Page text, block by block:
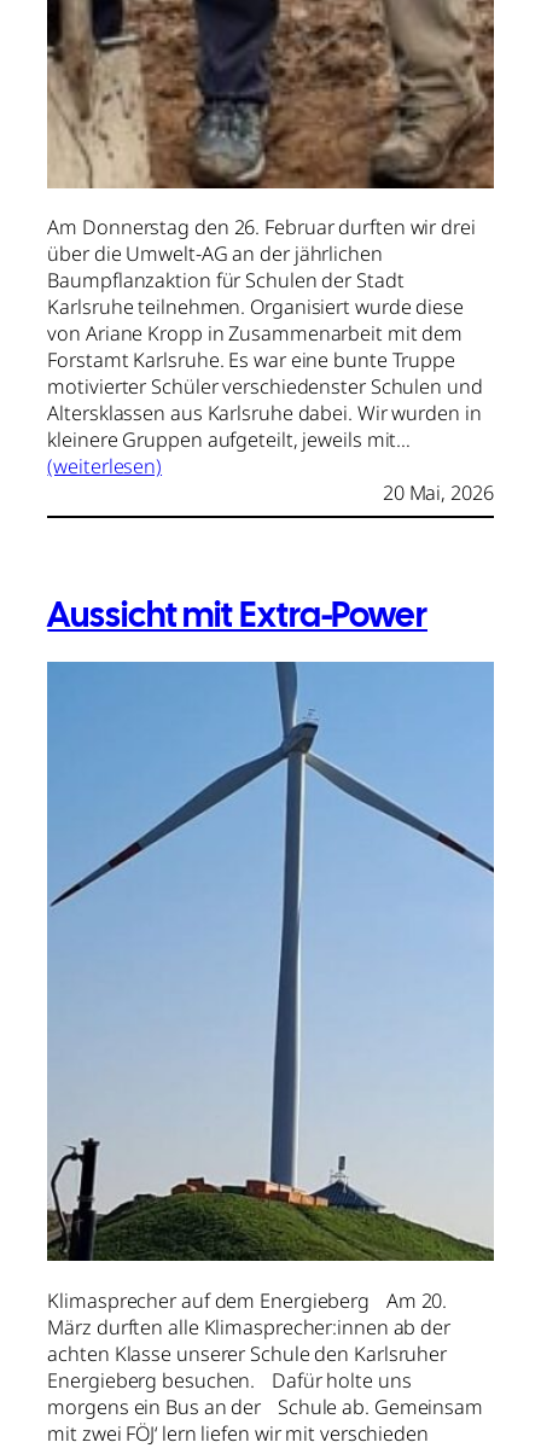
Am Donnerstag den 26. Februar durften wir drei
über die Umwelt-AG an der jährlichen
Baumpflanzaktion für Schulen der Stadt
Karlsruhe teilnehmen. Organisiert wurde diese
von Ariane Kropp in Zusammenarbeit mit dem
Forstamt Karlsruhe. Es war eine bunte Truppe
motivierter Schüler verschiedenster Schulen und
Altersklassen aus Karlsruhe dabei. Wir wurden in
kleinere Gruppen aufgeteilt, jeweils mit…
(weiterlesen)
20 Mai, 2026
Aussicht mit Extra-Power
Klimasprecher auf dem Energieberg Am 20.
März durften alle Klimasprecher:innen ab der
achten Klasse unserer Schule den Karlsruher
Energieberg besuchen. Dafür holte uns
morgens ein Bus an der Schule ab. Gemeinsam
mit zwei FÖJ‘ lern liefen wir mit verschieden